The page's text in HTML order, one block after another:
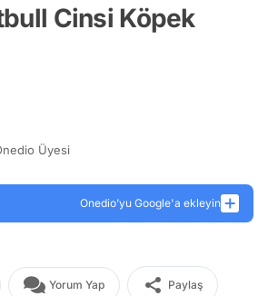
Cinsi Köpek
Üyesi
Onedio’yu Google'a ekleyin
Yorum Yap Paylaş